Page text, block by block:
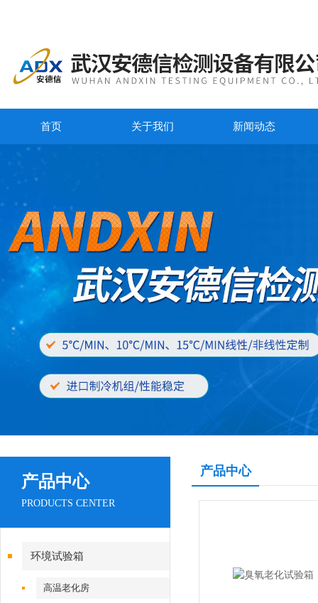
首页 关于我们 新闻动态
产品中心
PRODUCTS CENTER
环境试验箱
高温老化房
产品中心